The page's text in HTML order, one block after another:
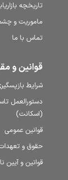
تاریخچه
ماموریت و
تماس با ما
قوانین و
شرایط
دستورالعمل
(اسکانت)
قوانین عمومی
حقوق و
قوانین و آیین